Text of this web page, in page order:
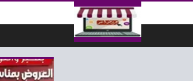
التخطي إلى المحتوى